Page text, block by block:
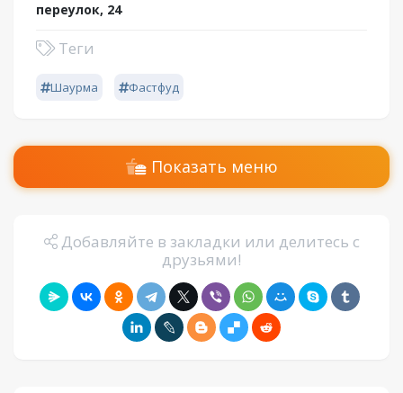
переулок, 24
Теги
Шаурма Фастфуд
Показать меню
Добавляйте в закладки или делитесь с
друзьями!